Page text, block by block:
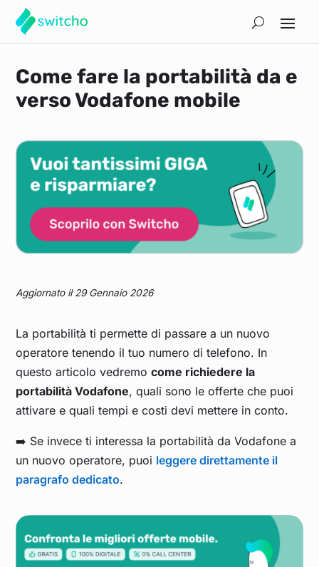
Come fare la portabilità da e
verso Vodafone mobile
Aggiornato il 29 Gennaio 2026
La portabilità ti permette di passare a un nuovo
operatore tenendo il tuo numero di telefono. In
questo articolo vedremocome richiedere la
portabilità Vodafone, quali sono le offerte che puoi
attivare e quali tempi e costi devi mettere in conto.
➡️ Se invece ti interessa la portabilità da Vodafone a
un nuovo operatore, puoi leggere direttamente il
paragrafo dedicato.